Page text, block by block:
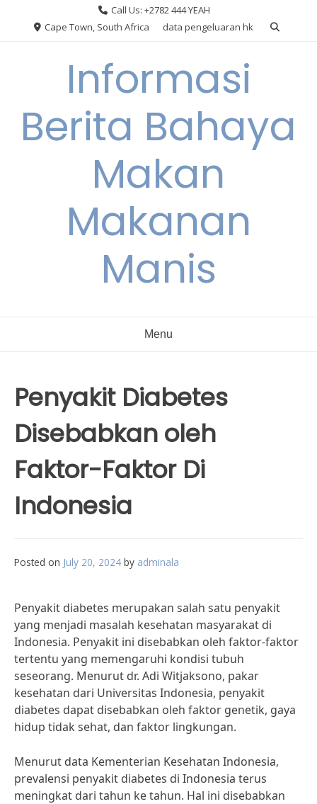
Call Us: +2782 444 YEAH
Cape Town, South Africa
data pengeluaran hk
Informasi
Berita Bahaya
Makan
Makanan
Manis
Menu
Penyakit Diabetes
Disebabkan oleh
Faktor-Faktor Di
Indonesia
Posted on July 20, 2024 by adminala
Penyakit diabetes merupakan salah satu penyakit
yang menjadi masalah kesehatan masyarakat di
Indonesia. Penyakit ini disebabkan oleh faktor-faktor
tertentu yang memengaruhi kondisi tubuh
seseorang. Menurut dr. Adi Witjaksono, pakar
kesehatan dari Universitas Indonesia, penyakit
diabetes dapat disebabkan oleh faktor genetik, gaya
hidup tidak sehat, dan faktor lingkungan.
Menurut data Kementerian Kesehatan Indonesia,
prevalensi penyakit diabetes di Indonesia terus
meningkat dari tahun ke tahun. Hal ini disebabkan